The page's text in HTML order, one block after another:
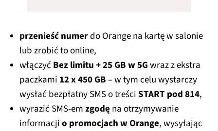
przenieść numerdo Orange na kartę w salonie
lub zrobić to online,
włączyć Bez limitu + 25 GB w 5Gwraz z ekstra
paczkami 12 x 450 GB– w tym celu wystarczy
wysłać bezpłatny SMS o treściSTART pod 814,
wyrazić SMS-emzgodęna otrzymywanie
informacjio promocjach w Orange, wysyłając